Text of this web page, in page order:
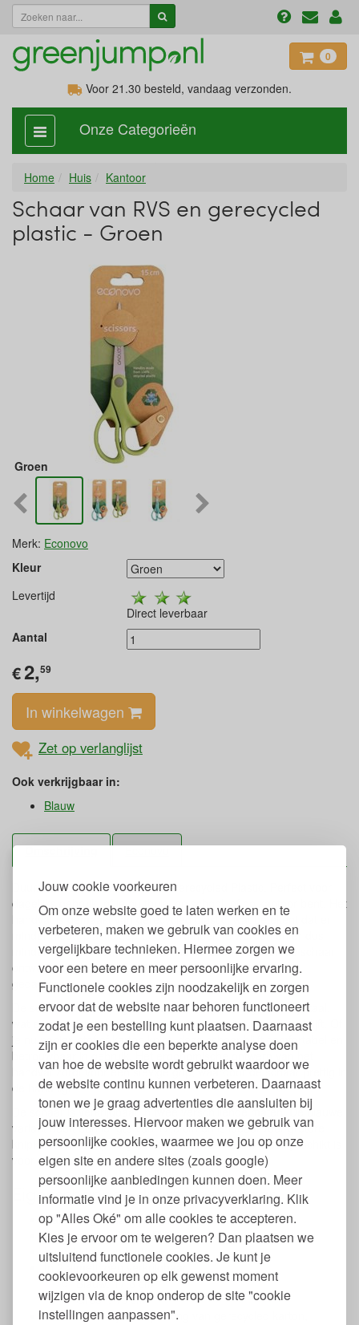
Jouw cookie voorkeuren
Om onze website goed te laten werken en te
verbeteren, maken we gebruik van cookies en
vergelijkbare technieken. Hiermee zorgen we
voor een betere en meer persoonlijke ervaring.
Functionele cookies zijn noodzakelijk en zorgen
ervoor dat de website naar behoren functioneert
zodat je een bestelling kunt plaatsen. Daarnaast
zijn er cookies die een beperkte analyse doen
van hoe de website wordt gebruikt waardoor we
de website continu kunnen verbeteren. Daarnaast
tonen we je graag advertenties die aansluiten bij
jouw interesses. Hiervoor maken we gebruik van
persoonlijke cookies, waarmee we jou op onze
eigen site en andere sites (zoals google)
persoonlijke aanbiedingen kunnen doen. Meer
informatie vind je in onze privacyverklaring. Klik
op "Alles Oké" om alle cookies te accepteren.
Kies je ervoor om te weigeren? Dan plaatsen we
uitsluitend functionele cookies. Je kunt je
cookievoorkeuren op elk gewenst moment
wijzigen via de knop onderop de site "cookie
instellingen aanpassen".
0
Voor 21.30 besteld, vandaag verzonden.
categorie
aan,
Onze Categorieën
Home Huis Kantoor
Schaar van RVS en gerecycled
plastic - Groen
Groen
Merk: Econovo
Kleur
Levertijd
Direct leverbaar
Aantal
€2,59
In winkelwagen
Zet op verlanglijst
Ook verkrijgbaar in:
Blauw
Omschrijving Econovo
Duurzame Schaar van RVS en Gerecycled Plastic. Perfect voor
dagelijks gebruik, of je nu thuis, op school, of op kantoor bent. Het
handvat is gemaakt van gerecycled plastic, wat betekent dat er
minder nieuw plastic geproduceerd hoeft te worden en er dus
minder afval in het milieu terechtkomt. Econovo heeft de schaar
ontworpen met zowel functionaliteit als duurzaamheid in
gedachten.
De schaarbladen zijn gemaakt van hoogwaardig roestvrij staal,
wat er voor zorgt dat de schaar lang mee gaat en scherp blijft. Of
je nu papier, stof of karton knipt, deze schaar blijft comfortabel en
betrouwbaar in gebruik. Het ergonomische ontwerp van het
handvat zorgt voor een stevige grip, waardoor de schaar prettig in
de hand ligt.
De schaar is verkrijgbaar in twee verschillende maten. De blauwe
variant heeft een lengte van 17,8 cm en is ideaal voor grotere
knipklussen, terwijl de groene variant van 15 cm meer geschikt is
voor nauwkeuriger werk.
Eigenschappen duurzame schaar
Handvat gemaakt van gerecycled plastic
Schaar gemaakt van RVS
Verpakking van karton
In 2 afmetingen verkrijgbaar:
Blauw: 17,8 cm
Groen: 15 cm
Milieuvriendelijke verpakking van gerecycled karton,